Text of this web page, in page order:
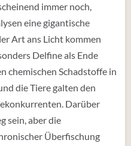
immer noch,
eine gigantische
Art ans Licht kommen
Delfine als Ende
chemischen Schadstoffe in
die Tiere galten den
Darüber
sein, aber die
Überfischung